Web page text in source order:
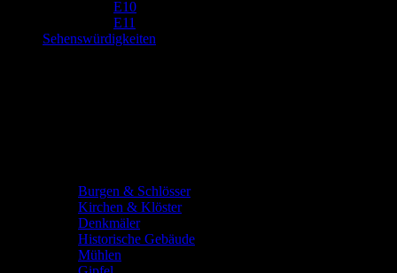
E10
E11
Sehenswürdigkeiten
Burgen & Schlösser
Kirchen & Klöster
Denkmäler
Historische Gebäude
Mühlen